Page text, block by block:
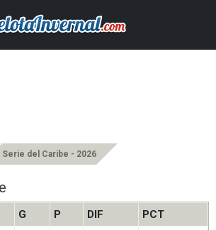
Serie del Caribe - 2026
G P DIF
PCT